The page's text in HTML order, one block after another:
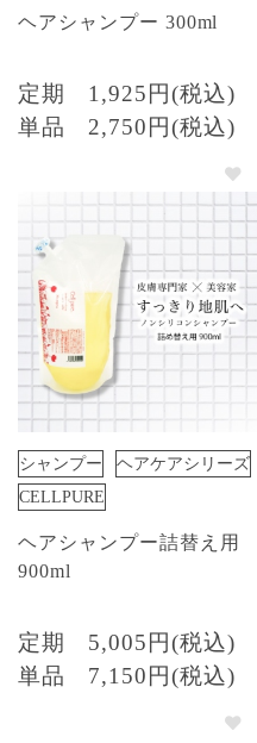
ヘアシャンプー 300ml
定期
1,925円(税込)
単品
2,750円(税込)
シャンプー
ヘアケアシリーズ
CELLPURE
ヘアシャンプー詰替え用
900ml
定期
5,005円(税込)
単品
7,150円(税込)